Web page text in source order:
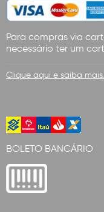
Para compras via
necessário ter um
Clique aqui e saiba mais.
BOLETO BANCÁRIO